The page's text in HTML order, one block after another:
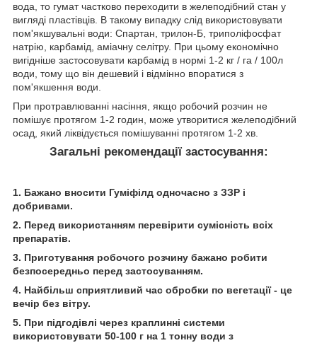
вода, то гумат частково переходити в желеподібний стан у
вигляді пластівців. В такому випадку слід використовувати
пом'якшувальні води: Спартан, трилон-Б, триполіфосфат
натрію, карбамід, аміачну селітру. При цьому економічно
вигідніше застосовувати карбамід в нормі 1-2 кг / га / 100л
води, тому що він дешевий і відмінно впоратися з
пом'якшення води.
При протравлюванні насіння, якщо робочий розчин не
помішує протягом 1-2 годин, може утворитися желеподібний
осад, який ліквідується помішуванні протягом 1-2 хв.
Загальні рекомендації застосування:
1. Бажано вносити Гуміфілд одночасно з ЗЗР і
добривами.
2. Перед використанням перевірити сумісність всіх
препаратів.
3. Приготування робочого розчину бажано робити
безпосередньо перед застосуванням.
4. Найбільш сприятливий час обробки по вегетації - це
вечір без вітру.
5. При підгодівлі через краплинні системи
використовувати 50-100 г на 1 тонну води з